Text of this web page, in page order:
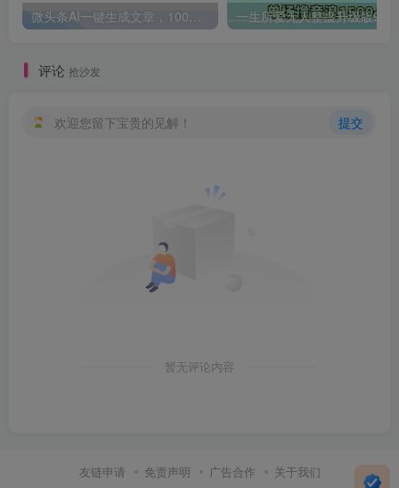
评论 抢沙发
欢迎您留下宝贵的见解！ 提交
暂无评论内容
友链申请 免责声明 广告合作 关于我们